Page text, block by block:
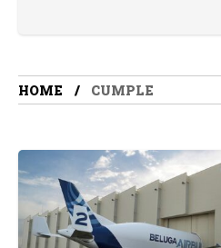
HOME CUMPLE